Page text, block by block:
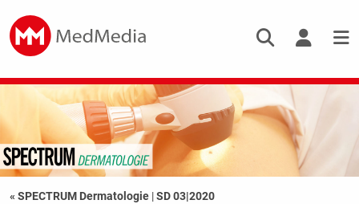
« SPECTRUM Dermatologie |SD 03|2020